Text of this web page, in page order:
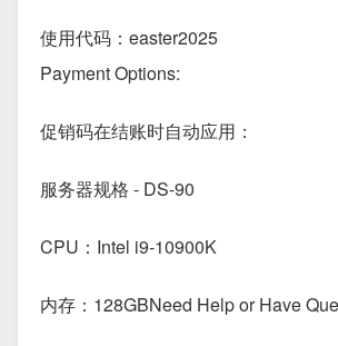
使用代码：easter2025
Payment Options:
促销码在结账时自动应用：
服务器规格 - DS-90
CPU：Intel i9-10900K
内存：128GBNeed Help or Have